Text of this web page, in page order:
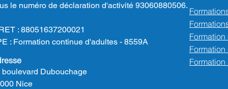
le numéro de déclaration d'activité 93060880506.
: 88051637200021
: Formation continue d'adultes - 8559A
boulevard Dubouchage
Nice